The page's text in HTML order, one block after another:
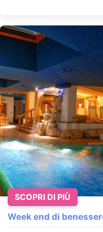
Week end di
SCOPRI DI PIÙ